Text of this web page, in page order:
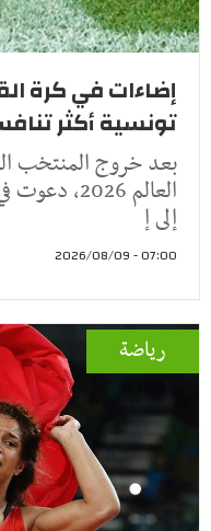
إضاءات في كرة
تونسية أكثر
بعد خروج المنتخب
العالم
إلى إ
07:00 - 2026/08/09
رياضة